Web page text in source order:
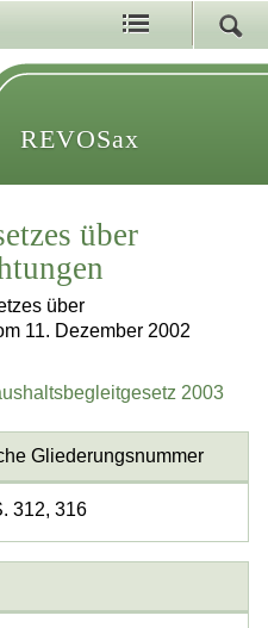
REVOSax
über
über
11. Dezember 2002
2003
Gliederungsnummer
312, 316